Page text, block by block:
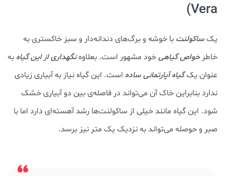
Vera)
یکساکولنت با خوشه و برگ‌های دندانه‌دار و سبز خاکستری به
خاطرخواص گیاهیخود مشهور است. بعلاوهنگهداری از این گیاه به
عنوان یکگیاه آپارتمانی ساده است. این گیاه نیاز به آبیاری زیادی
ندارد بنابراین خاک آن می‌تواند در فاصله‌ی بین دو آبیاری خشک
شود. این گیاه مانند خیلی از ساکولنت‌ها رشد آهسته‌ای دارد اما با
صبر و حوصله می‌تواند به نزدیک یک متر نیز برسد.